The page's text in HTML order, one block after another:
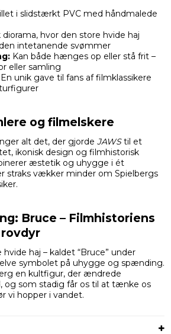
i slidstærkt PVC med håndmalede
diorama, hvor den store hvide haj
intetanende svømmer
Kan både hænges op eller stå frit –
eller samling
En unik gave til fans af filmklassikere
og filmelskere
alt det, der gjorde JAWStil et
ikonisk design og filmhistorisk
æstetik og uhygge i ét
straks vækker minder om Spielbergs
Bruce – Filmhistoriens
haj – kaldet “Bruce” under
symbolet på uhygge og spænding.
en kultfigur, der ændrede
og som stadig får os til at tænke os
vi hopper i vandet.